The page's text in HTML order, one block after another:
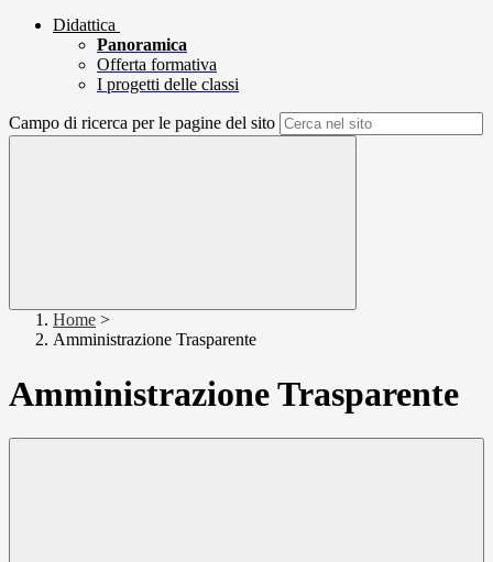
Didattica
Panoramica
Offerta formativa
I progetti delle classi
Campo di ricerca per le pagine del sito
Home >
Amministrazione Trasparente
Amministrazione Trasparente